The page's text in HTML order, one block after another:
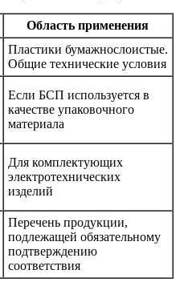
Область применения
Пластики бумажнослоистые.
Общие технические условия
Если БСП используется в
качестве упаковочного
материала
Для комплектующих
электротехнических
изделий
Перечень продукции,
подлежащей обязательному
подтверждению
соответствия